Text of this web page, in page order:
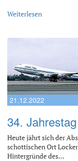
Weiterlesen
21.12.2022
34.
Heute jährt sich der
schottischen Ort
Hintergründe des…